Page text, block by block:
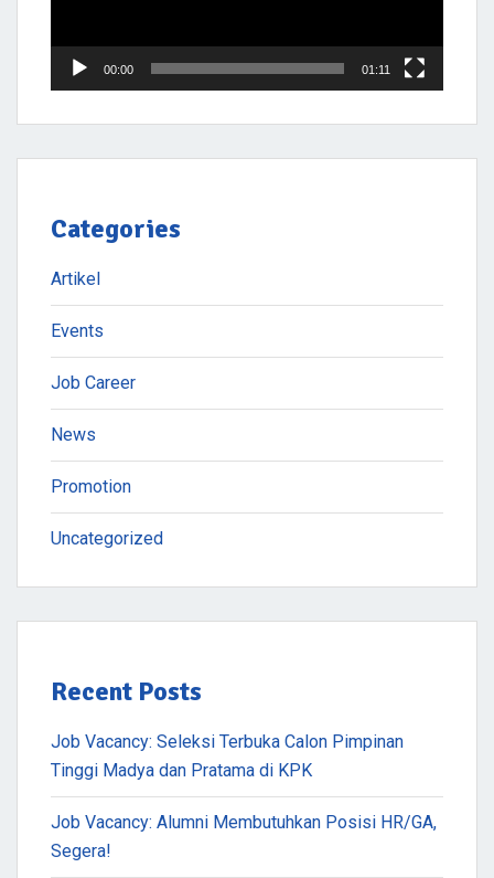
00:00 01:11
Categories
Artikel
Events
Job Career
News
Promotion
Uncategorized
Recent Posts
Job Vacancy: Seleksi Terbuka Calon Pimpinan
Tinggi Madya dan Pratama di KPK
Job Vacancy: Alumni Membutuhkan Posisi HR/GA,
Segera!